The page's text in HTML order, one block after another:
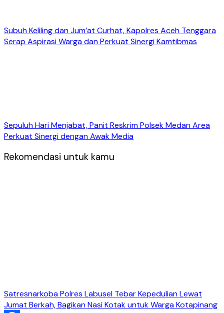
Subuh Keliling dan Jum’at Curhat, Kapolres Aceh Tenggara
Serap Aspirasi Warga dan Perkuat Sinergi Kamtibmas
Sepuluh Hari Menjabat, Panit Reskrim Polsek Medan Area
Perkuat Sinergi dengan Awak Media
Rekomendasi untuk kamu
Satresnarkoba Polres Labusel Tebar Kepedulian Lewat
Jumat Berkah, Bagikan Nasi Kotak untuk Warga Kotapinang